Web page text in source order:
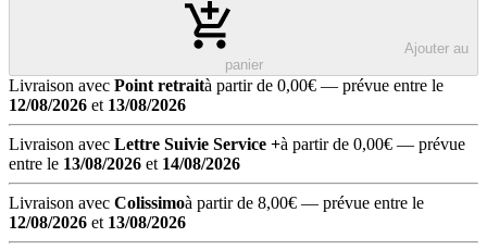
Ajouter au
panier
Livraison avec Point retraità partir de 0,00€ — prévue entre le
12/08/2026 et 13/08/2026
Livraison avec Lettre Suivie Service +à partir de 0,00€ — prévue
entre le 13/08/2026 et 14/08/2026
Livraison avec Colissimoà partir de 8,00€ — prévue entre le
12/08/2026 et 13/08/2026